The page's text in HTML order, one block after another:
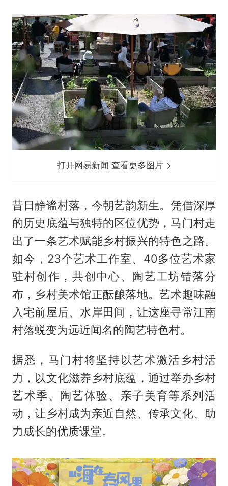
打开网易新闻 查看更多图片
昔日静谧村落，今朝艺韵新生。凭借深厚
的历史底蕴与独特的区位优势，马门村走
出了一条艺术赋能乡村振兴的特色之路。
如今，23个艺术工作室、40多位艺术家
驻村创作，共创中心、陶艺工坊错落分
布，乡村美术馆正酝酿落地。艺术趣味融
入宅前屋后、水岸田间，让这座寻常江南
村落蜕变为远近闻名的陶艺特色村。
据悉，马门村将坚持以艺术激活乡村活
力，以文化滋养乡村底蕴，通过举办乡村
艺术季、陶艺体验、亲子美育等系列活
动，让乡村成为亲近自然、传承文化、助
力成长的优质课堂。